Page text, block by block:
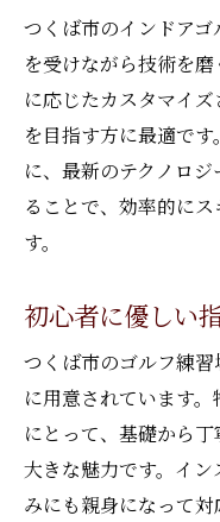
つくば市のインドア
を受けながら技術を
に応じたカスタマイ
を目指す方に最適で
に、最新のテクノロ
ることで、効率的に
す。
初心者に優しい
つくば市のゴルフ練
に用意されています
にとって、基礎から
大きな魅力です。イ
みにも親身になって